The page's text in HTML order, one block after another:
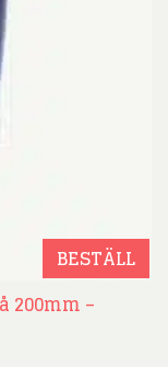
BESTÄLL
200mm –